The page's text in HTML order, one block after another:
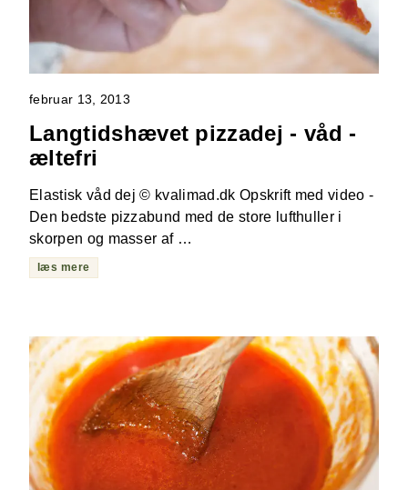
februar 13, 2013
Langtidshævet pizzadej - våd -
æltefri
Elastisk våd dej © kvalimad.dk Opskrift med video -
Den bedste pizzabund med de store lufthuller i
skorpen og masser af …
læs mere